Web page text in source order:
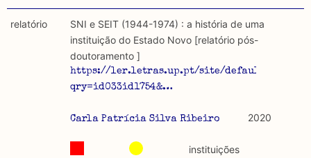
relatório
SNI e SEIT (1944-1974) : a história de uma
instituição do Estado Novo [relatório pós-
doutoramento ]
https://ler.letras.up.pt/site/default.aspx?
qry=id033id1754&…
Carla Patrícia Silva Ribeiro 2020
instituições